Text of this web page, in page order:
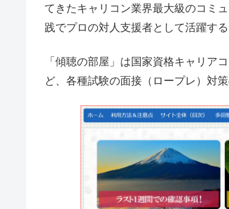
てきたキャリコン業界最大級のコミ
践でプロの対人支援者として活躍す
「傾聴の部屋」は国家資格キャリア
ど、各種試験の面接（ロープレ）対